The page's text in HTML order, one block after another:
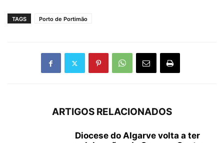
TAGS Porto de Portimão
ARTIGOS RELACIONADOS
Diocese do Algarve volta a ter